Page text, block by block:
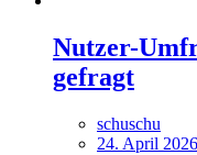
Nutzer-
gefragt
schuschu
24. April